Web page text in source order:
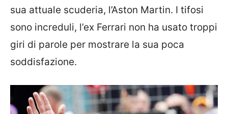
sua attuale scuderia, l’Aston Martin. I tifosi
sono increduli, l’ex Ferrari non ha usato troppi
giri di parole per mostrare la sua poca
soddisfazione.